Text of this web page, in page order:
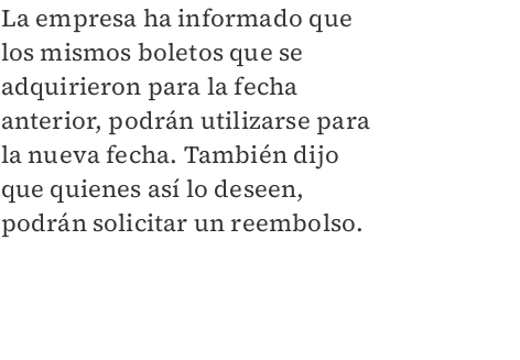
La empresa ha informado que
los mismos boletos que se
adquirieron para la fecha
anterior, podrán utilizarse para
la nueva fecha. También dijo
que quienes así lo deseen,
podrán solicitar un reembolso.